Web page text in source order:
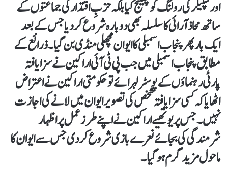
اور سپیکر کی رولنگ کو چیلنج کیا بلکہ حزبِ اقتدار کی جماعتوں کے
ساتھ محاذ آرائی کا سلسلہ بھی دوبارہ شروع کر دیا جس کے بعد
ایک بار پھر پنجاب اسمبلی کا ایوان مچھلی منڈی بن گیا۔ذرائع کے
مطابق پنجاب اسمبلی میں جب پی ٹی آئی اراکین نے سزا یافتہ
پارٹی رہنماؤں کے پوسٹر لہرائے تو حکومتی اراکین نے اعتراض
اٹھایا کہ کسی سزا یافتہ شخص کی تصویر ایوان میں لانے کی اجازت
نہیں۔ جس پر یوتھیے اراکین نے اپنے طرز عمل پر اظہار
شرمندگی کی بجائے نعرے بازی شروع کر دی جس سے ایوان کا
ماحول مزید گرم ہو گیا۔